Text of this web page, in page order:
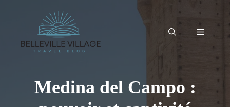
Menu
Medina del Campo :